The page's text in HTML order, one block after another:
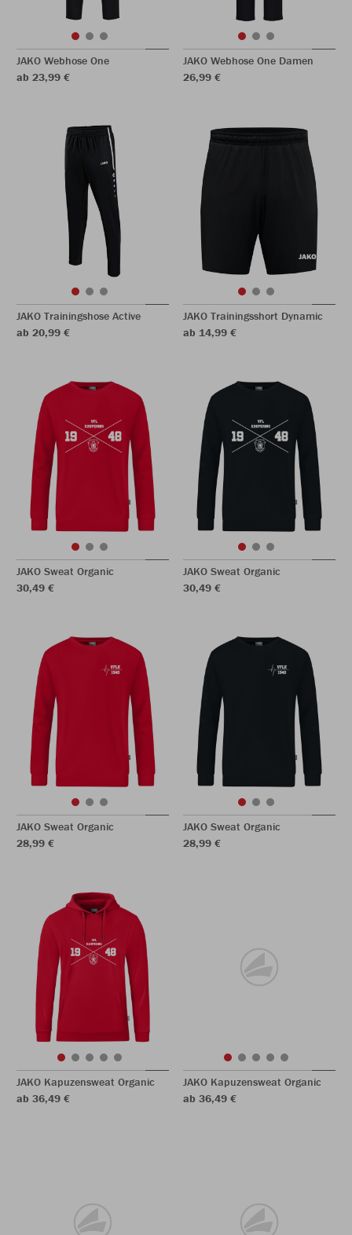
JAKO Webhose One
ab 23,99 €
JAKO Webhose One Damen
26,99 €
JAKO Trainingshose Active
ab 20,99 €
JAKO Trainingsshort Dynamic
ab 14,99 €
JAKO Sweat Organic
30,49 €
JAKO Sweat Organic
30,49 €
JAKO Sweat Organic
28,99 €
JAKO Sweat Organic
28,99 €
JAKO Kapuzensweat Organic
ab 36,49 €
JAKO Kapuzensweat Organic
ab 36,49 €